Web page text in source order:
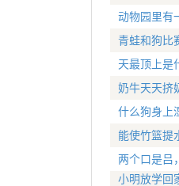
动物园里有
青蛙和狗比
天最顶上是
奶牛天天挤
什么狗身上
能使竹篮提
两个口是吕
小明放学回